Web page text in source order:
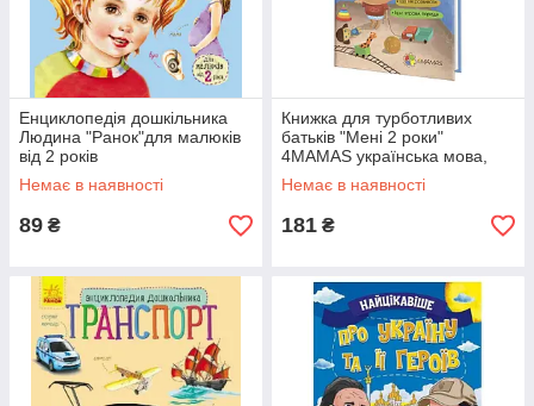
Енциклопедія дошкільника
Людина "Ранок"для малюків
від 2 років
Немає в наявності
89 ₴
Книжка для турботливих
батьків "Мені 2 роки"
4MAMAS українська мова,
вправи, поради, ігри
(ДТБ015)
Немає в наявності
181 ₴